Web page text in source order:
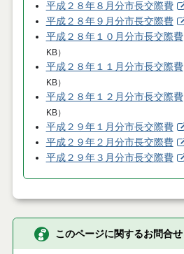
平成２８年８月分市長交際費
平成２８年９月分市長交際費
平成２８年１０月分市長交際費
KB）
平成２８年１１月分市長交際費
KB）
平成２８年１２月分市長交際費
KB）
平成２９年１月分市長交際費
平成２９年２月分市長交際費
平成２９年３月分市長交際費
このページに関するお問合せ